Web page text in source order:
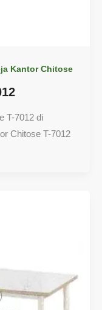
Kantor Chitose
T-7012 di
Chitose T-7012